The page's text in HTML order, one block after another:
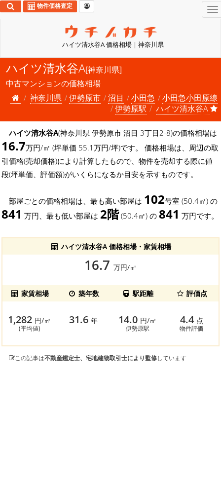
ハイツ清水谷A 価格相場 | 神奈川県
物件価格査定
ハイツ清水谷A[神奈川県]
中古マンションの価格相場
神奈川県
伊勢原市 沼目 小田急
小田急小田原線
伊勢原駅
ハイツ清水谷A
ハイツ清水谷A(神奈川県 伊勢原市 沼目 3丁目2-8)の価格相場は
16.7万円/㎡ (坪単価 55.1万円/坪)です。 価格相場は、周辺の取
引価格(売却価格)により計算したもので、物件を売却する際に値
段(坪単価、評価額)がいくらになるか目安を示すものです。
部屋ごとの価格相場は、最も高い部屋は 102号室 (50.4㎡) の
841 万円、最も低い部屋は 2階(50.4㎡) の 841 万円です。
ハイツ清水谷A 価格相場・家賃相場
16.7 万円/㎡
家賃相場 築年数 駅距離 評価点
1,282 円/㎡
(平均値)
31.6年 14.0 円/㎡
伊勢原駅
4.4 点
物件評価
この記事は不動産鑑定士、宅地建物取引士により監修しています